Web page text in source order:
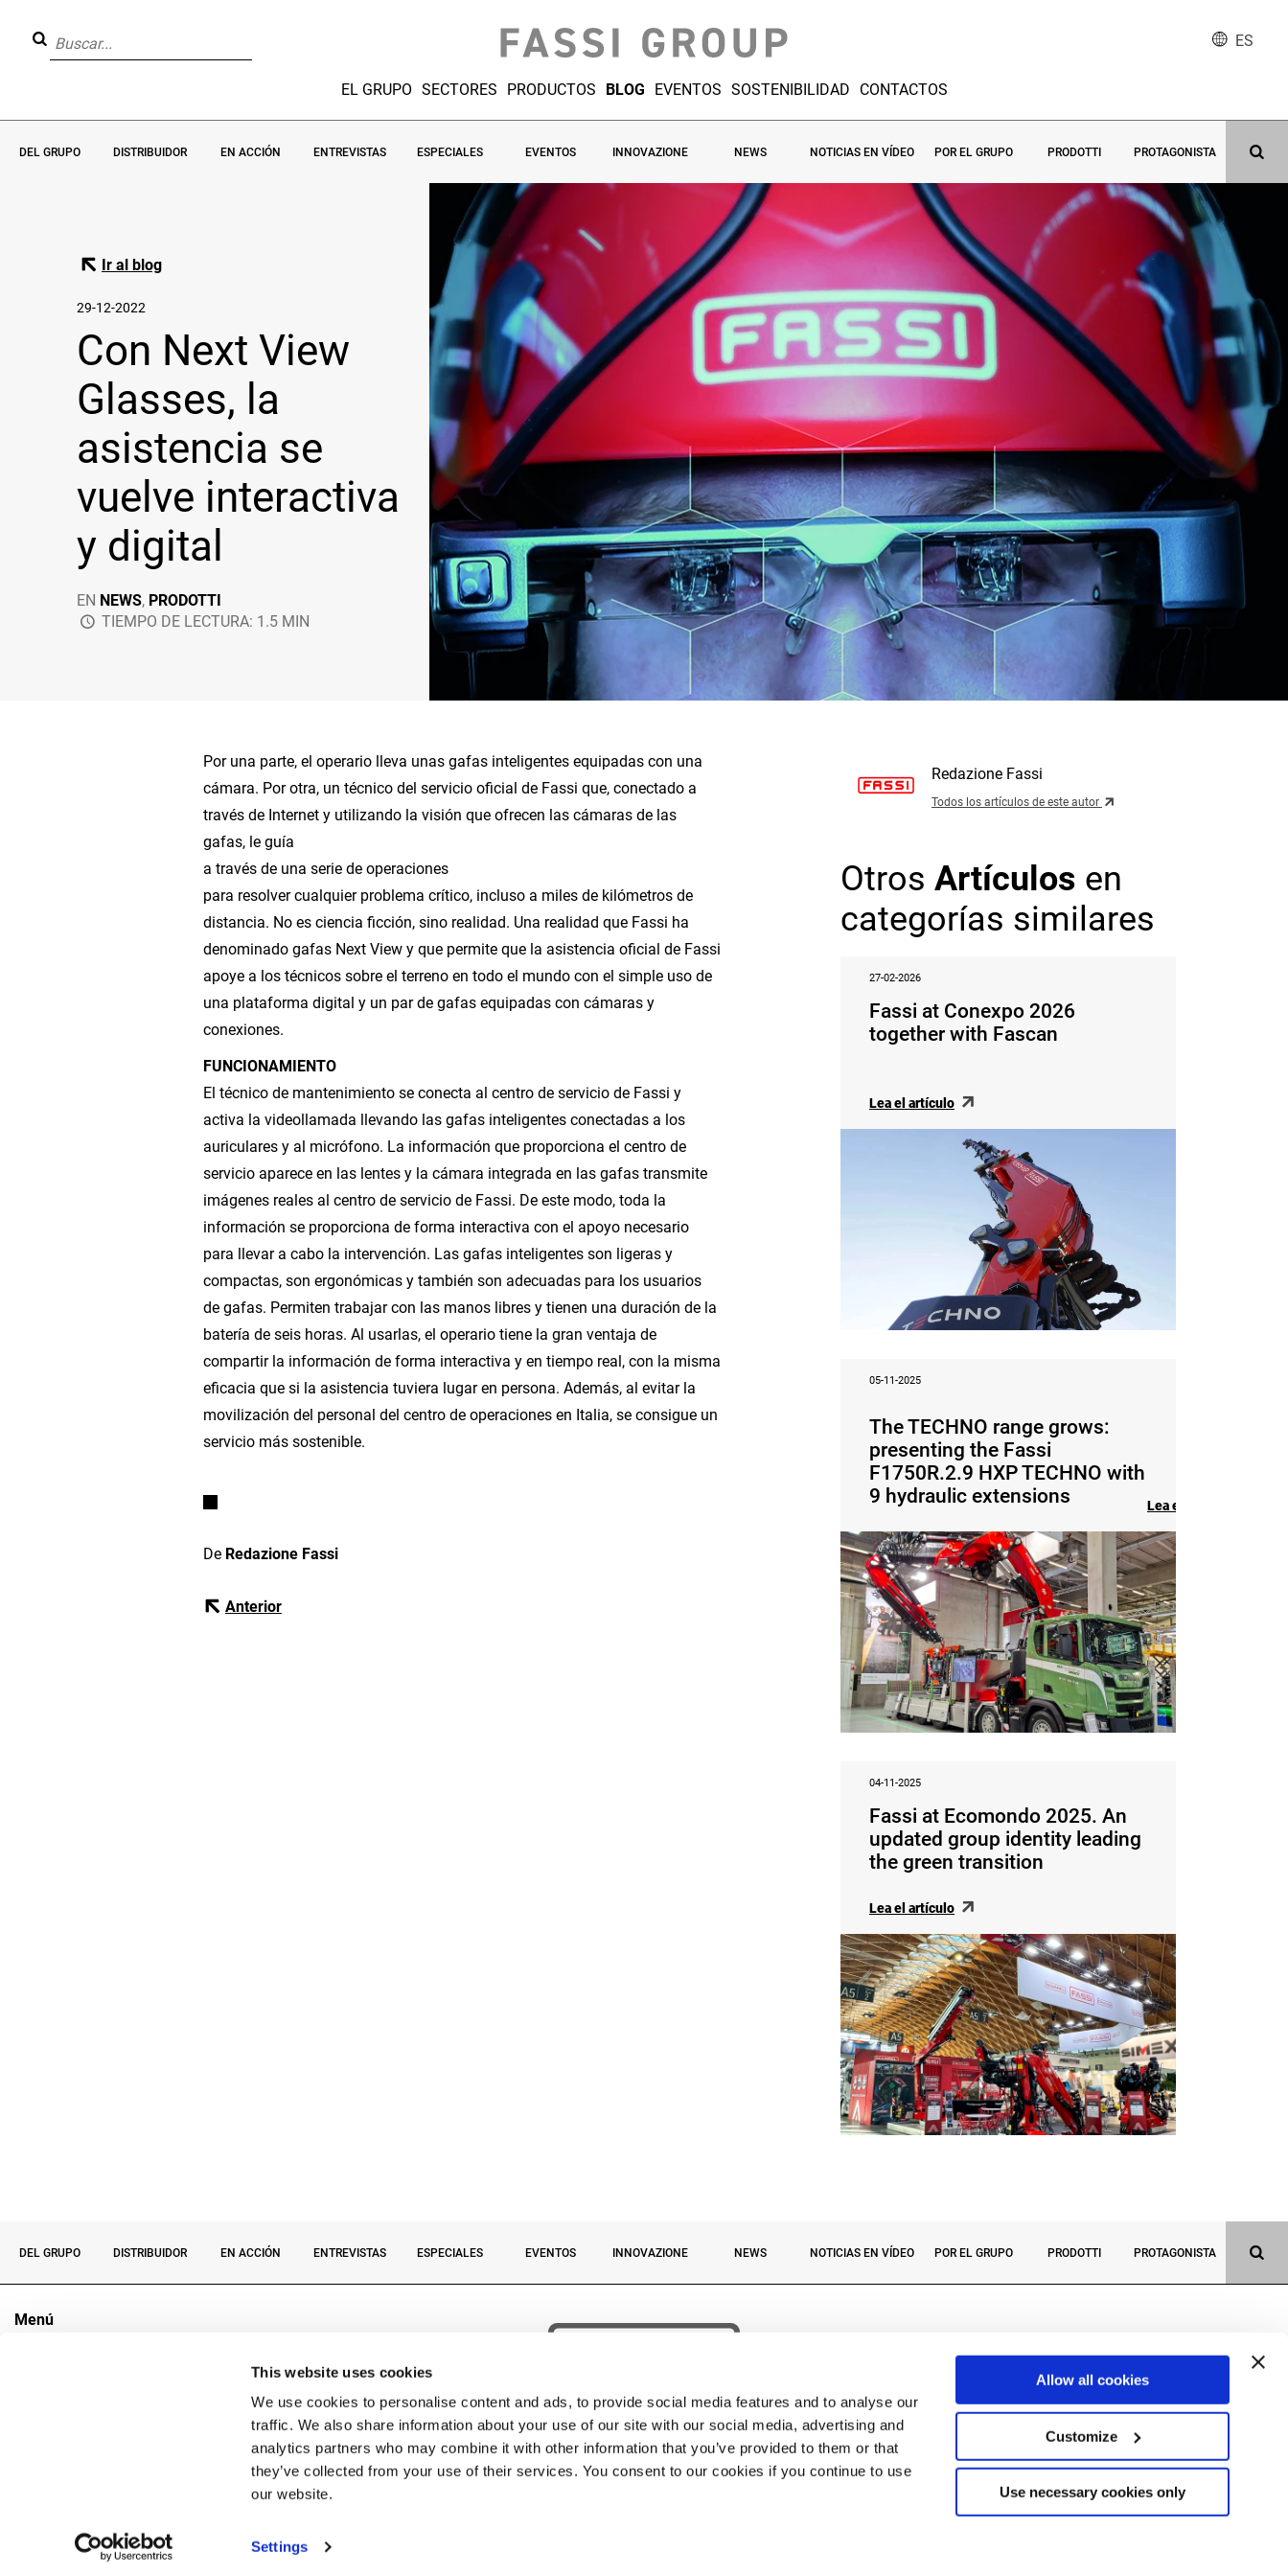
This website uses cookies
We use cookies to personalise content and ads, to provide social media features and to analyse our
traffic. We also share information about your use of our site with our social media, advertising and
analytics partners who may combine it with other information that you’ve provided to them or that
they’ve collected from your use of their services. You consent to our cookies if you continue to use
our website.
Settings
Allow all cookies
Customize
Use necessary cookies only
EL GRUPO SECTORES PRODUCTOS BLOG EVENTOS SOSTENIBILIDAD CONTACTOS
ES
DEL GRUPO DISTRIBUIDOR EN ACCIÓN ENTREVISTAS ESPECIALES EVENTOS INNOVAZIONE NEWS NOTICIAS EN VÍDEO POR EL GRUPO PRODOTTI PROTAGONISTA
Ir al blog
29-12-2022
Con Next View
Glasses, la
asistencia se
vuelve interactiva
y digital
EN NEWS, PRODOTTI
TIEMPO DE LECTURA: 1.5 MIN
Por una parte, el operario lleva unas gafas inteligentes equipadas con una
cámara. Por otra, un técnico del servicio oficial de Fassi que, conectado a
través de Internet y utilizando la visión que ofrecen las cámaras de las
gafas, le guía
a través de una serie de operaciones
para resolver cualquier problema crítico, incluso a miles de kilómetros de
distancia. No es ciencia ficción, sino realidad. Una realidad que Fassi ha
denominado gafas Next View y que permite que la asistencia oficial de Fassi
apoye a los técnicos sobre el terreno en todo el mundo con el simple uso de
una plataforma digital y un par de gafas equipadas con cámaras y
conexiones.
FUNCIONAMIENTO
El técnico de mantenimiento se conecta al centro de servicio de Fassi y
activa la videollamada llevando las gafas inteligentes conectadas a los
auriculares y al micrófono. La información que proporciona el centro de
servicio aparece en las lentes y la cámara integrada en las gafas transmite
imágenes reales al centro de servicio de Fassi. De este modo, toda la
información se proporciona de forma interactiva con el apoyo necesario
para llevar a cabo la intervención. Las gafas inteligentes son ligeras y
compactas, son ergonómicas y también son adecuadas para los usuarios
de gafas. Permiten trabajar con las manos libres y tienen una duración de la
batería de seis horas. Al usarlas, el operario tiene la gran ventaja de
compartir la información de forma interactiva y en tiempo real, con la misma
eficacia que si la asistencia tuviera lugar en persona. Además, al evitar la
movilización del personal del centro de operaciones en Italia, se consigue un
servicio más sostenible.
De Redazione Fassi
Anterior
Redazione Fassi
Todos los artículos de este autor
Otros Artículos en
categorías similares
27-02-2026
Fassi at Conexpo 2026
together with Fascan
Lea el artículo
05-11-2025
The TECHNO range grows:
presenting the Fassi
F1750R.2.9 HXP TECHNO with
9 hydraulic extensions
Lea el artículo
04-11-2025
Fassi at Ecomondo 2025. An
updated group identity leading
the green transition
Lea el artículo
DEL GRUPO DISTRIBUIDOR EN ACCIÓN ENTREVISTAS ESPECIALES EVENTOS INNOVAZIONE NEWS NOTICIAS EN VÍDEO POR EL GRUPO PRODOTTI PROTAGONISTA
Menú
Copyright © 2026 Fassi Group. FASSI GRU S.p.A. Socio unico – Sede: via Roma, 110 – 24021 Albino (BG) Italy